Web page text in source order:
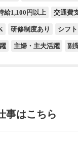
給1,100円以上 交通費
研修制度あり シフ
主婦・主夫活躍 副
事はこちら